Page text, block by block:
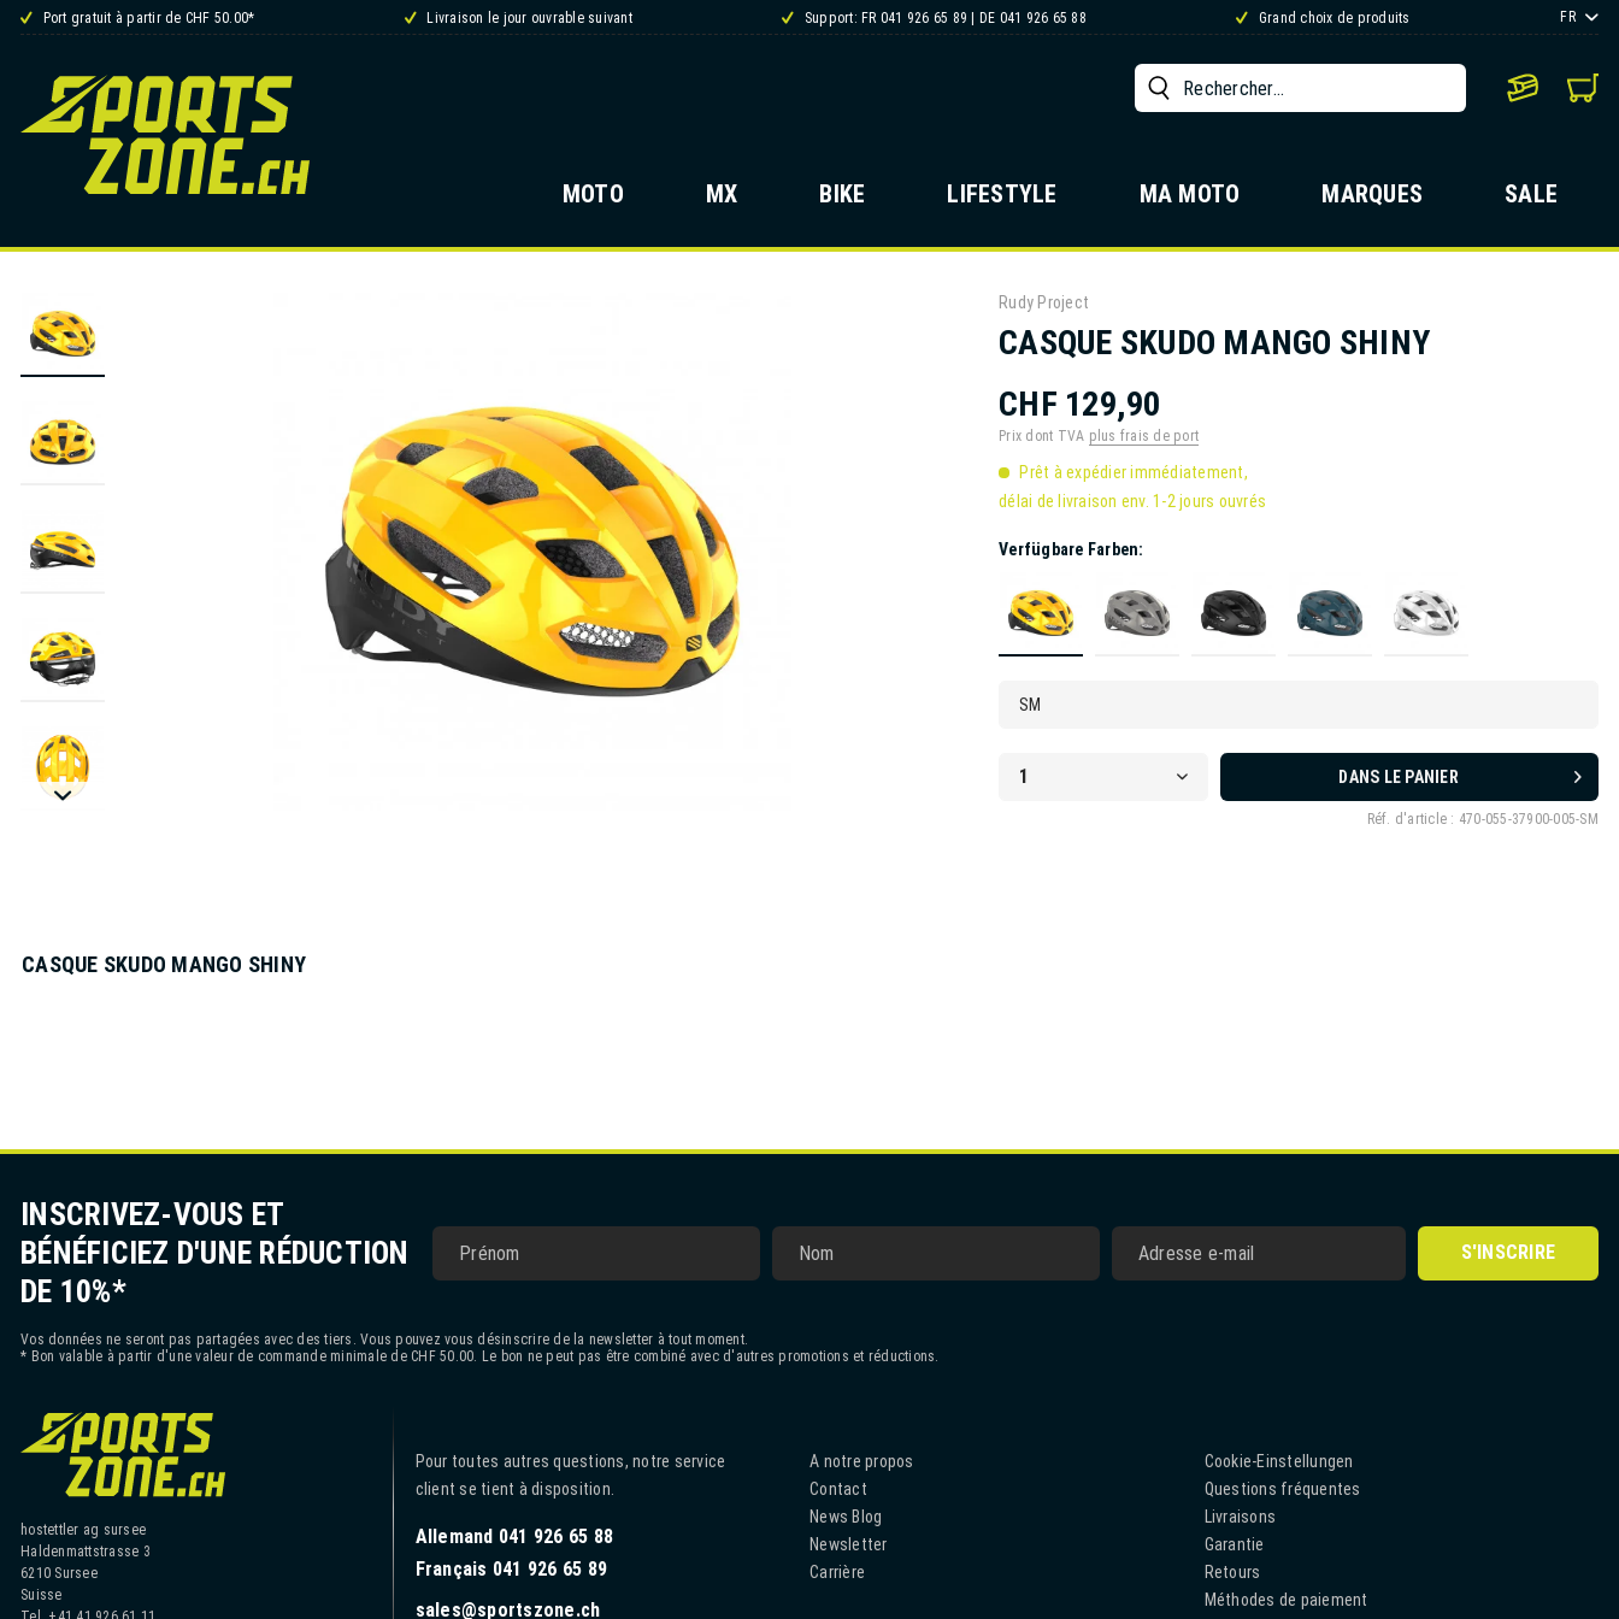
Port gratuit à partir de CHF 50.00* Livraison le jour ouvrable suivant Support: FR 041 926 65 89 | DE 041 926 65 88 Grand choix de produits FR
MOTO MX BIKE LIFESTYLE MA MOTO MARQUES SALE
Rudy Project
CASQUE SKUDO MANGO SHINY
CHF 129,90
Prix dont TVA plus frais de port
Prêt à expédier immédiatement,
délai de livraison env. 1-2 jours ouvrés
Verfügbare Farben:
DANS LE PANIER
Réf. d'article : 470-055-37900-005-SM
CASQUE SKUDO MANGO SHINY
INSCRIVEZ-VOUS ET
BÉNÉFICIEZ D'UNE RÉDUCTION
DE 10%*
S'INSCRIRE
Vos données ne seront pas partagées avec des tiers. Vous pouvez vous désinscrire de la newsletter à tout moment.
* Bon valable à partir d'une valeur de commande minimale de CHF 50.00. Le bon ne peut pas être combiné avec d'autres promotions et réductions.
hostettler ag sursee
Haldenmattstrasse 3
6210 Sursee
Suisse
Pour toutes autres questions, notre service
client se tient à disposition.
Allemand 041 926 65 88
Français 041 926 65 89
sales@sportszone.ch
A notre propos
Contact
News Blog
Newsletter
Carrière
Cookie-Einstellungen
Questions fréquentes
Livraisons
Garantie
Retours
Méthodes de paiement